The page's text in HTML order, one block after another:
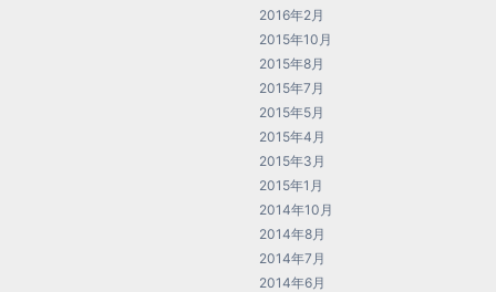
2016年2月
2015年10月
2015年8月
2015年7月
2015年5月
2015年4月
2015年3月
2015年1月
2014年10月
2014年8月
2014年7月
2014年6月